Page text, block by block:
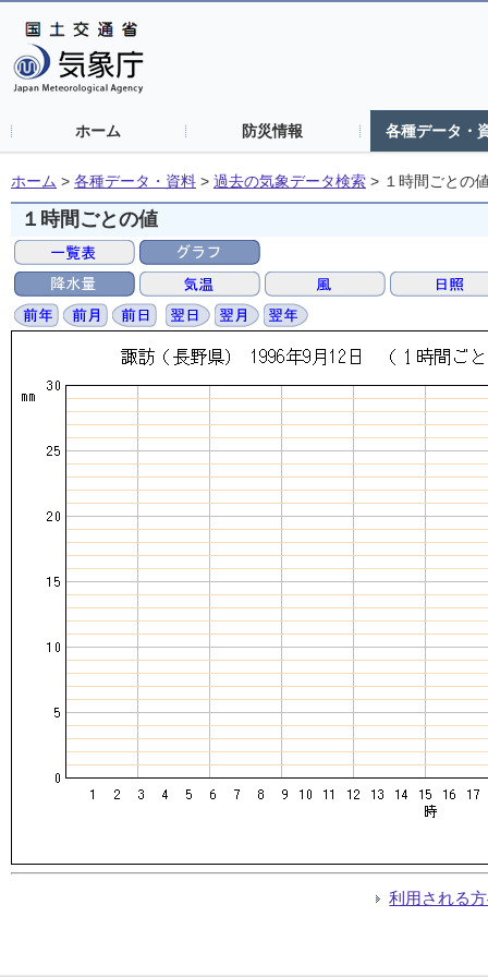
ホーム 防災情報 各種データ・
ホーム > 各種データ・資料 > 過去の気象データ検索 > １時間ごとの
１時間ごとの値
利用される